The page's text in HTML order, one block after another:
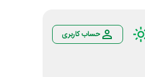
حساب کاربری